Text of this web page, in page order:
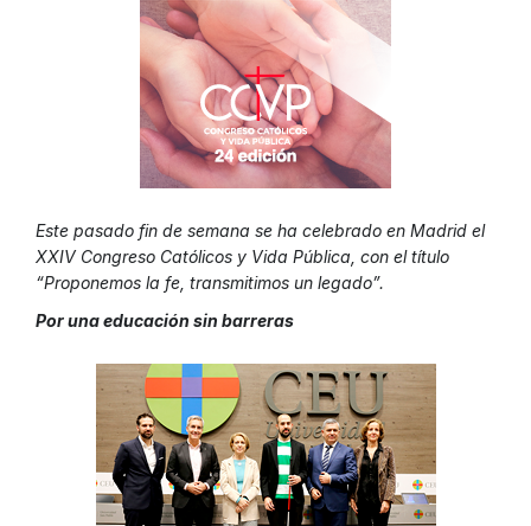
Este pasado fin de semana se ha celebrado en Madrid el
XXIV Congreso Católicos y Vida Pública, con el título
“Proponemos la fe, transmitimos un legado”.
Por una educación sin barreras